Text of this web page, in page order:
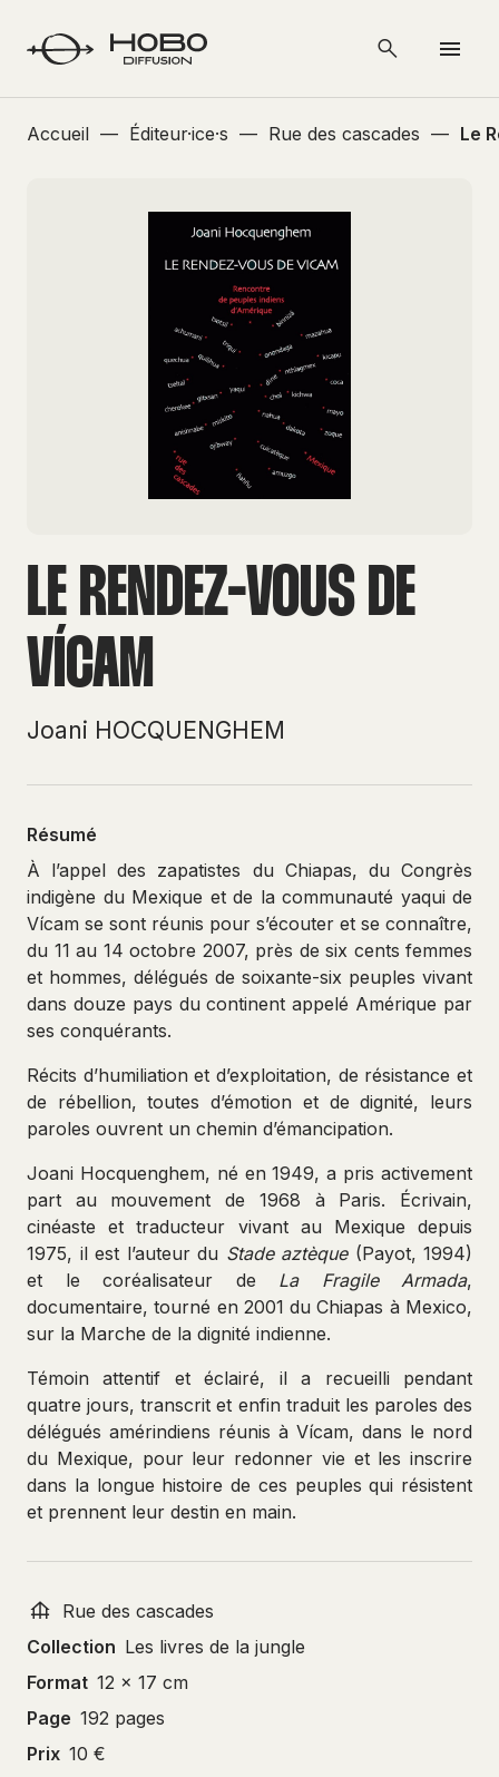
Accueil — Éditeur·ice·s — Rue des cascades — Le
LE RENDEZ-VOUS DE
VÍCAM
Joani HOCQUENGHEM
Résumé
À l’appel des zapatistes du Chiapas, du Congrès
indigène du Mexique et de la communauté yaqui de
Vícam se sont réunis pour s’écouter et se connaître,
du 11 au 14 octobre 2007, près de six cents femmes
et hommes, délégués de soixante-six peuples vivant
dans douze pays du continent appelé Amérique par
ses conquérants.
Récits d’humiliation et d’exploitation, de résistance et
de rébellion, toutes d’émotion et de dignité, leurs
paroles ouvrent un chemin d’émancipation.
Joani Hocquenghem, né en 1949, a pris activement
part au mouvement de 1968 à Paris. Écrivain,
cinéaste et traducteur vivant au Mexique depuis
1975, il est l’auteur du Stade aztèque(Payot, 1994)
et le coréalisateur de La Fragile Armada,
documentaire, tourné en 2001 du Chiapas à Mexico,
sur la Marche de la dignité indienne.
Témoin attentif et éclairé, il a recueilli pendant
quatre jours, transcrit et enfin traduit les paroles des
délégués amérindiens réunis à Vícam, dans le nord
du Mexique, pour leur redonner vie et les inscrire
dans la longue histoire de ces peuples qui résistent
et prennent leur destin en main.
Rue des cascades
Collection Les livres de la jungle
Format 12 x 17 cm
Page 192 pages
Prix 10 €